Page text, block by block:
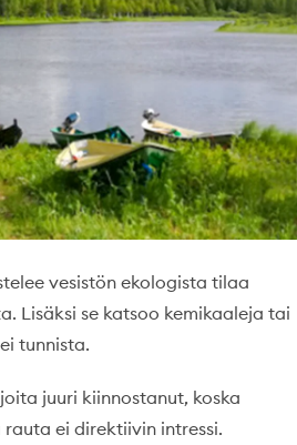
vesistön ekologista tilaa
Lisäksi se katsoo kemikaaleja tai
tunnista.
juuri kiinnostanut, koska
ei direktiivin intressi.